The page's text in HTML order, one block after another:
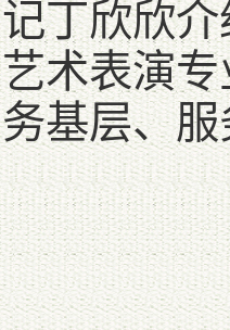
记丁欣欣
艺术表演
务基层、